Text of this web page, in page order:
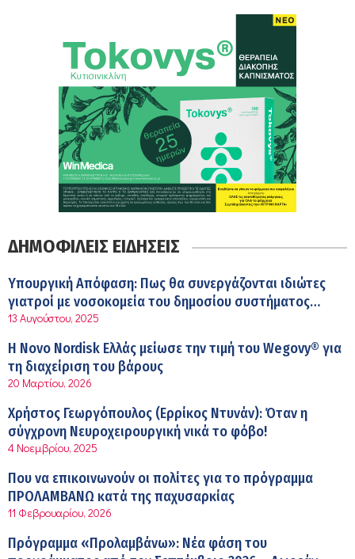
Ασφάλεια στο νερό: 8 χρήσιμες οδηγίες από τον
Μαρίνα Ραυτοπούλου (ΙΑΤΡΙΚΟ ΚΕΝΤΡΟ): Εκπαίδευση
στον διαβήτη – Ένας πυλώνας της σύγχρονης
φροντίδας
Αθανάσιος Μανώλης (Metropolitan Hospital):
Καρδιοπαθείς και καλοκαίρι – Διακοπές με ασφάλεια
Ειρήνη Ζίγκιρη (Ερρίκος Ντυνάν): H θερμική καταπόνηση
6:11 πμ
Σύσκεψη στον ΕΟΦ για την ομαλή λειτουργία της
εφοδιαστικής αλυσίδας των φαρμάκων στη διάρκεια
του καλοκαιριού
12:08 μμ
Μιχάλης Τάτσης, Insurance & Healthcare Analyst,
διευθυντής Επιχειρηματικής Ανάπτυξης Ομίλου HHG
11:54 πμ
Kavita Patel: Ένα στα πέντε καινοτόμα φάρμακα φτάνει
τελικά στην Ελλάδα
9:21 πμ
Υπάρχει τελικά «δίαιτα θυρεοειδούς»; Τι λέει η
επιστήμη για τη διατροφή και τα συμπληρώματα
7:38 πμ
Πυρκαγιά στη Δυτική Αττική: Οι κίνδυνοι για τη δημόσια
ΔΗΜΟΦΙΛΕΙΣ ΕΙΔΗΣΕΙΣ
Υπουργική Απόφαση: Πως θα συνεργάζονται ιδιώτες
γιατροί με νοσοκομεία του δημοσίου συστήματος
υγείας
13 Αυγούστου, 2025
Η Novo Nordisk Ελλάς μείωσε την τιμή του Wegovy® για
τη διαχείριση του βάρους
20 Μαρτίου, 2026
Χρήστος Γεωργόπουλος (Ερρίκος Ντυνάν): Όταν η
σύγχρονη Νευροχειρουργική νικά το φόβο!
4 Νοεμβρίου, 2025
Που να επικοινωνούν οι πολίτες για το πρόγραμμα
ΠΡΟΛΑΜΒΑΝΩ κατά της παχυσαρκίας
11 Φεβρουαρίου, 2026
Πρόγραμμα «Προλαμβάνω»: Νέα φάση του